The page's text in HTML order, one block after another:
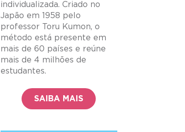
individualizada. Criado no
Japão em 1958 pelo
professor Toru Kumon, o
método está presente em
mais de 60 países e reúne
mais de 4 milhões de
estudantes.
SAIBA MAIS